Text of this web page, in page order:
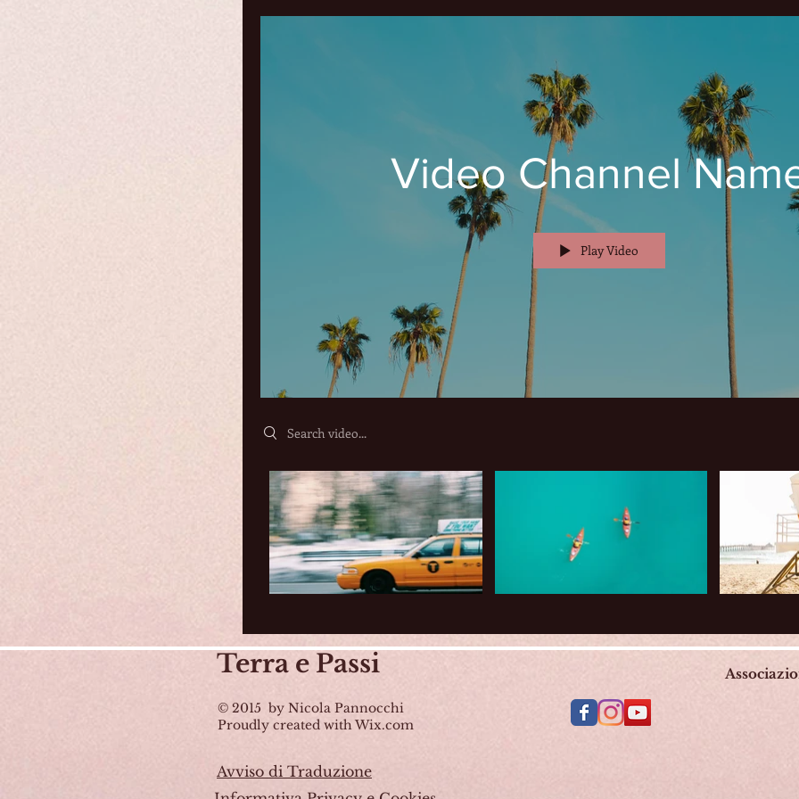
Video Channel
Play Video
Search videos
Terra e Passi
© 2015 by Nicola Pannocchi
Proudly created with Wix.com
Avviso di Traduzione